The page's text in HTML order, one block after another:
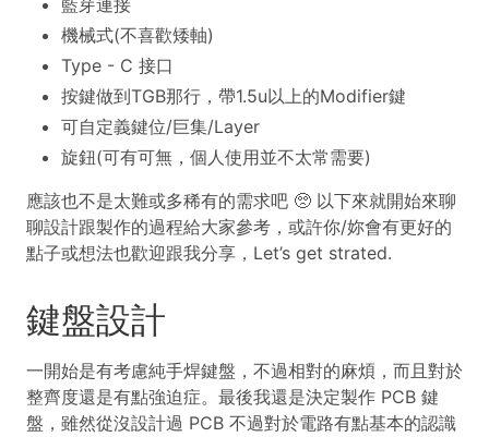
藍芽連接
機械式(不喜歡矮軸)
Type - C 接口
按鍵做到TGB那行，帶1.5u以上的Modifier鍵
可自定義鍵位/巨集/Layer
旋鈕(可有可無，個人使用並不太常需要)
應該也不是太難或多稀有的需求吧 🥺 以下來就開始來聊
聊設計跟製作的過程給大家參考，或許你/妳會有更好的
點子或想法也歡迎跟我分享，Let’s get strated.
鍵盤設計
一開始是有考慮純手焊鍵盤，不過相對的麻煩，而且對於
整齊度還是有點強迫症。最後我還是決定製作 PCB 鍵
盤，雖然從沒設計過 PCB 不過對於電路有點基本的認識